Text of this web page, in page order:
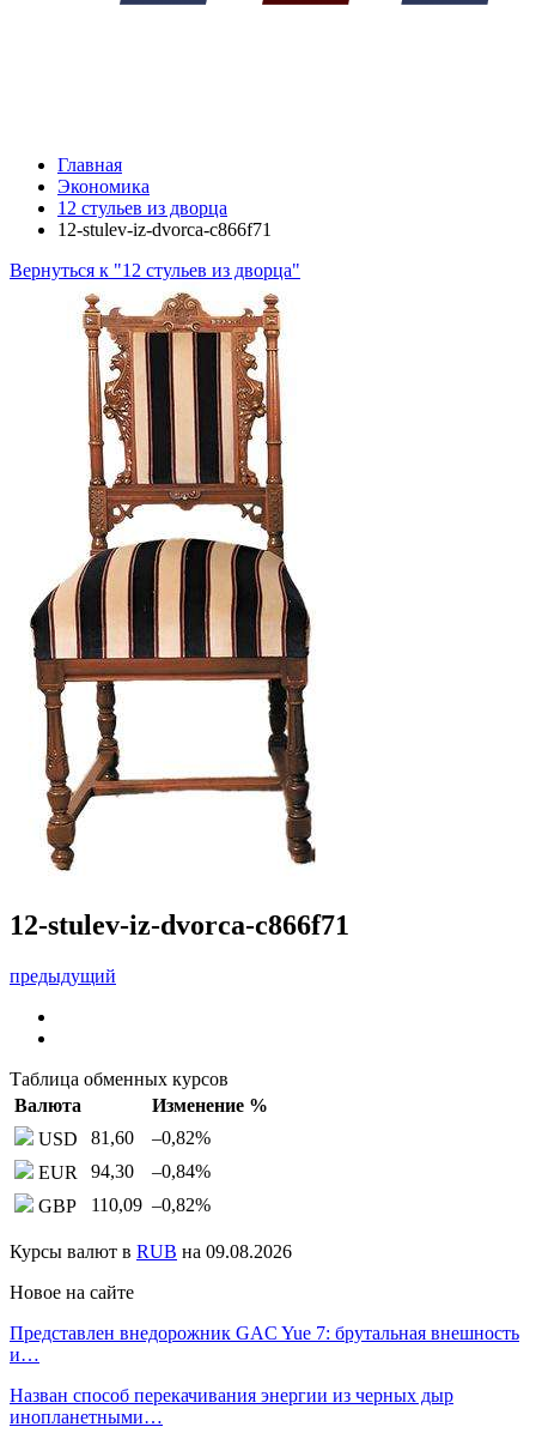
Главная
Экономика
12 стульев из дворца
12-stulev-iz-dvorca-c866f71
Вернуться к "12 стульев из дворца"
12-stulev-iz-dvorca-c866f71
предыдущий
Таблица обменных курсов
Валюта
Изменение %
USD
81,60 –0,82%
EUR
94,30 –0,84%
GBP
110,09 –0,82%
Курсы валют в RUB на 09.08.2026
Новое на сайте
Представлен внедорожник GAC Yue 7: брутальная внешность
и…
Назван способ перекачивания энергии из черных дыр
инопланетными…